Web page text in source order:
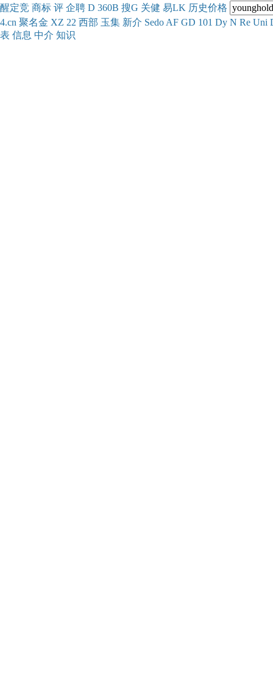
醒定竞 商标 评 企聘 D 360B 搜G 关健 易LK 历史价格
4.cn 聚名金 XZ 22 西部 玉集 新介 Sedo AF GD 101 Dy N Re Uni
表 信息 中介 知识